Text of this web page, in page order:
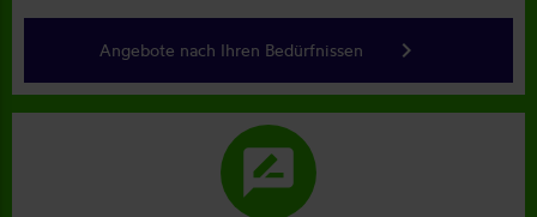
Angebote nach Ihren Bedürfnissen keyboard_arrow_right
rate_review